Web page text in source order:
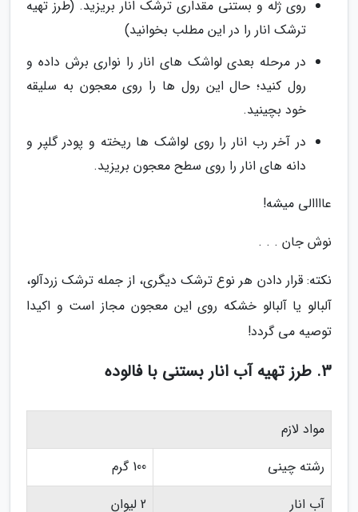
روی ژله و بستنی مقداری ترشک انار بریزید. (طرز تهیه
ترشک انار را در این مطلب بخوانید)
در مرحله بعدی لواشک های انار را نواری برش داده و
رول کنید؛ حال این رول ها را روی معجون به سلیقه
خود بچینید.
در آخر رب انار را روی لواشک ها ریخته و پودر گلپر و
دانه های انار را روی سطح معجون بریزید.
عاااالی میشه!
نوش جان . . .
نکته: قرار دادن هر نوع ترشک دیگری، از جمله ترشک زردآلو،
آلبالو یا آلبالو خشکه روی این معجون مجاز است و اکیدا
توصیه می گردد!
3. طرز تهیه آب انار بستنی با فالوده
مواد لازم
رشته چینی
100 گرم
آب انار
2 لیوان